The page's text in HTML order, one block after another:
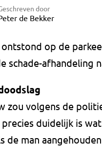
door
de Bekker
op de
schade-afhandeling
zou volgens de
duidelijk is
de man